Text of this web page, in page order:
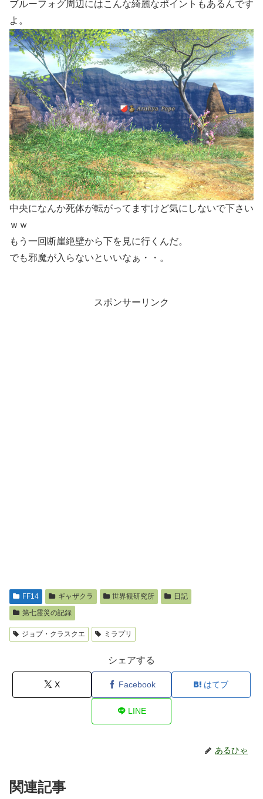
ブルーフォグ周辺にはこんな綺麗なポイントもあるんです
よ。
中央になんか死体が転がってますけど気にしないで下さい
ｗｗ
もう一回断崖絶壁から下を見に行くんだ。
でも邪魔が入らないといいなぁ・・。
スポンサーリンク
FF14 ギャザクラ 世界観研究所
日記
第七霊災の記録
ジョブ・クラスクエ ミラプリ
シェアする
X Facebook はてブ
LINE
あるひゃ
関連記事